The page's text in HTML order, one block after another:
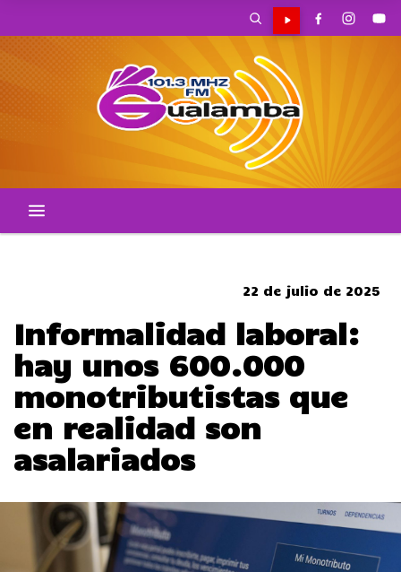
22 de julio de 2025
Informalidad laboral:
hay unos 600.000
monotributistas que
en realidad son
asalariados